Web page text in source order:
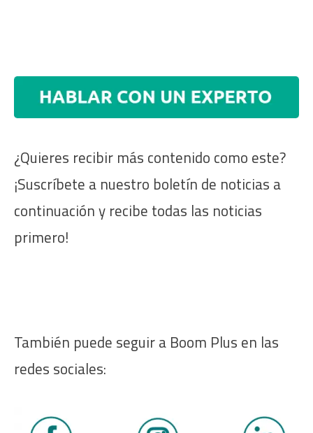
¿Quieres recibir más contenido como este?
¡Suscríbete a nuestro boletín de noticias a
continuación y recibe todas las noticias
primero!
También puede seguir a Boom Plus en las
redes sociales: